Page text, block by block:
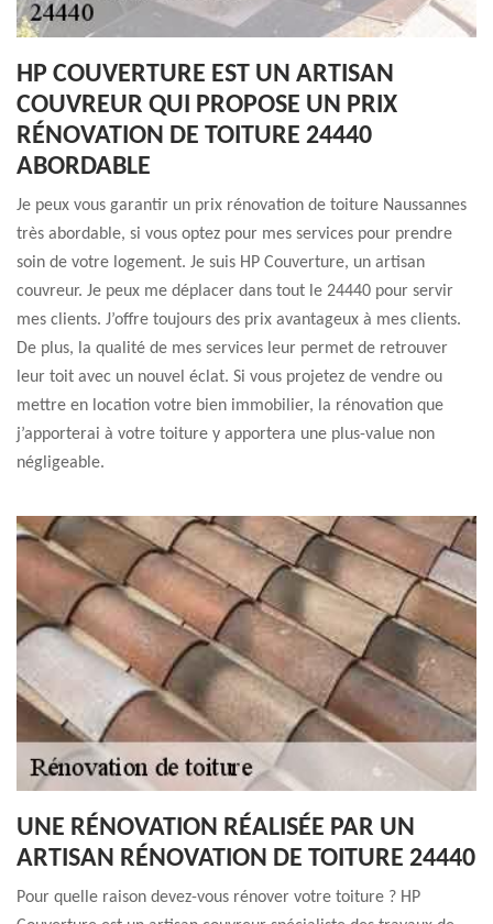
HP COUVERTURE EST UN ARTISAN
COUVREUR QUI PROPOSE UN PRIX
RÉNOVATION DE TOITURE 24440
ABORDABLE
Je peux vous garantir un prix rénovation de toiture Naussannes
très abordable, si vous optez pour mes services pour prendre
soin de votre logement. Je suis HP Couverture, un artisan
couvreur. Je peux me déplacer dans tout le 24440 pour servir
mes clients. J’offre toujours des prix avantageux à mes clients.
De plus, la qualité de mes services leur permet de retrouver
leur toit avec un nouvel éclat. Si vous projetez de vendre ou
mettre en location votre bien immobilier, la rénovation que
j’apporterai à votre toiture y apportera une plus-value non
négligeable.
UNE RÉNOVATION RÉALISÉE PAR UN
ARTISAN RÉNOVATION DE TOITURE 24440
Pour quelle raison devez-vous rénover votre toiture ? HP